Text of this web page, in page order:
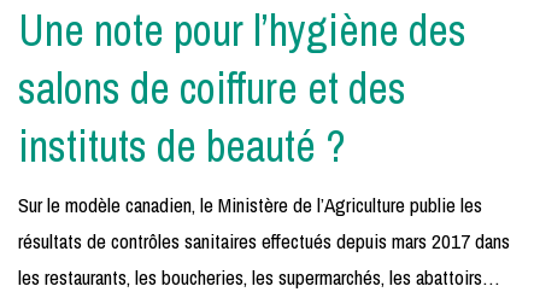
Une note pour l’hygiène des
salons de coiffure et des
instituts de beauté ?
Sur le modèle canadien, le Ministère de l’Agriculture publie les
résultats de contrôles sanitaires effectués depuis mars 2017 dans
les restaurants, les boucheries, les supermarchés, les abattoirs…